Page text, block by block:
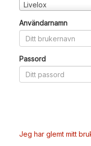
Livelox
Användarnamn
Passord
Jeg har glemt mitt